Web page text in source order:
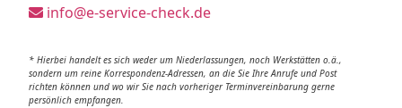
info@e-service-check.de
* Hierbei handelt es sich weder um Niederlassungen, noch Werkstätten o.ä.,
sondern um reine Korrespondenz-Adressen, an die Sie Ihre Anrufe und Post
richten können und wo wir Sie nach vorheriger Terminvereinbarung gerne
persönlich empfangen.